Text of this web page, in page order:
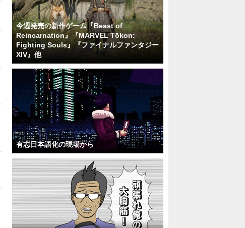
今週発売の新作ゲーム『Beast of
Reincarnation』『MARVEL Tōkon:
Fighting Souls』『ファイナルファンタジー
XIV』他
有志日本語化の現場から